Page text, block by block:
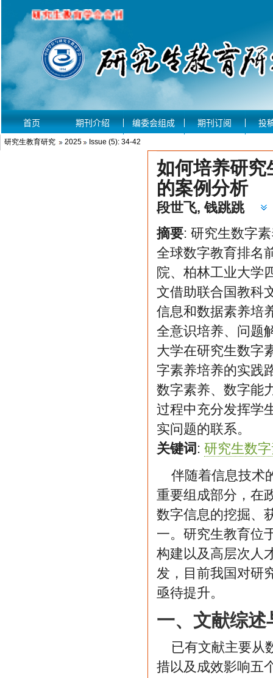
研究生教育研究 2025 Issue (5): 34-42
如何培养研
的案例分析
段世飞,钱跳跳
摘要: 研究生数字
全球数字教育排名
院、柏林工业大学
文借助联合国教科
信息和数据素养培
全意识培养、问题
大学在研究生数字
字素养培养的实践
数字素养、数字能
过程中充分发挥学
实问题的联系。
关键词 : 研究生数
伴随着信息技术
重要组成部分，在
数字信息的挖掘、
一。研究生教育位
构建以及高层次人
发，目前我国对研
亟待提升。
一、文献综述
已有文献主要从
措以及成效影响五